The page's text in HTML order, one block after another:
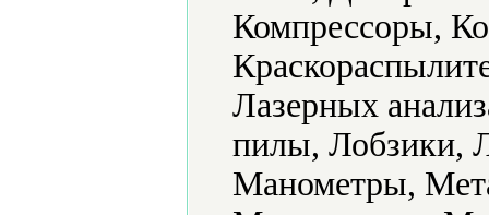
Компрессоры,
Лазерных
пилы, Лобзики,
Манометры,